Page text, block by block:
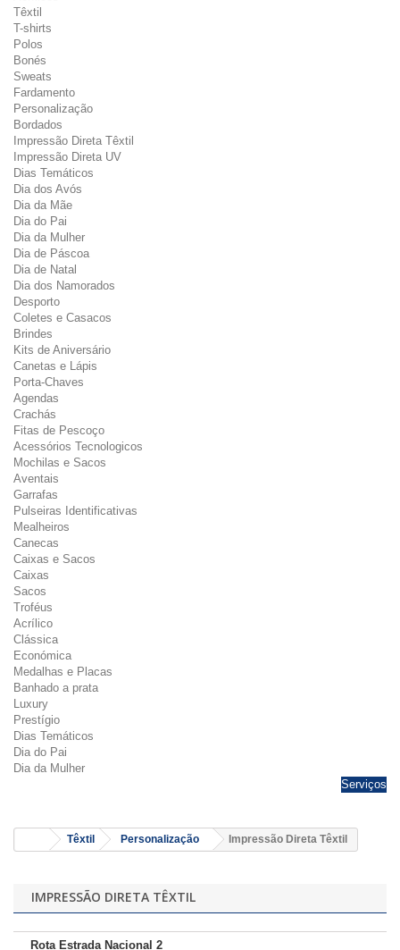
Têxtil
T-shirts
Polos
Bonés
Sweats
Fardamento
Personalização
Bordados
Impressão Direta Têxtil
Impressão Direta UV
Dias Temáticos
Dia dos Avós
Dia da Mãe
Dia do Pai
Dia da Mulher
Dia de Páscoa
Dia de Natal
Dia dos Namorados
Desporto
Coletes e Casacos
Brindes
Kits de Aniversário
Canetas e Lápis
Porta-Chaves
Agendas
Crachás
Fitas de Pescoço
Acessórios Tecnologicos
Mochilas e Sacos
Aventais
Garrafas
Pulseiras Identificativas
Mealheiros
Canecas
Caixas e Sacos
Caixas
Sacos
Troféus
Acrílico
Clássica
Económica
Medalhas e Placas
Banhado a prata
Luxury
Prestígio
Dias Temáticos
Dia do Pai
Dia da Mulher
Serviços
Têxtil Personalização Impressão Direta Têxtil
IMPRESSÃO DIRETA TÊXTIL
Rota Estrada Nacional 2